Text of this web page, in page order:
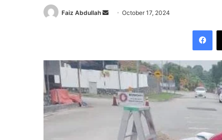
Faiz Abdullah
a
n
m
a
October 17, 2024